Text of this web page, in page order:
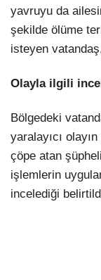
yavruyu da
şekilde ölüme
isteyen
Olayla ilgili
Bölgedeki
yaralayıcı
çöpe atan
işlemlerin
incelediği